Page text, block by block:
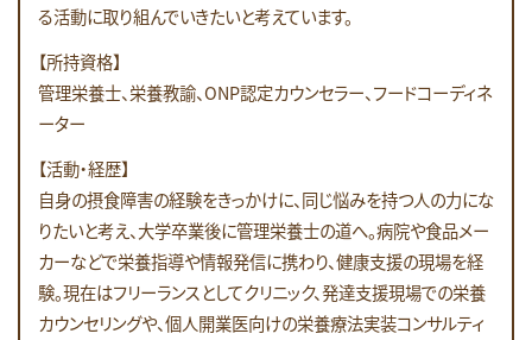
る活動に取り組んでいきたいと考えています。
【所持資格】
管理栄養士、栄養教諭、ONP認定カウンセラー、フードコーディネ
ーター
【活動・経歴】
自身の摂食障害の経験をきっかけに、同じ悩みを持つ人の力にな
りたいと考え、大学卒業後に管理栄養士の道へ。病院や食品メー
カーなどで栄養指導や情報発信に携わり、健康支援の現場を経
験。現在はフリーランスとしてクリニック、発達支援現場での栄養
カウンセリングや、個人開業医向けの栄養療法実装コンサルティ